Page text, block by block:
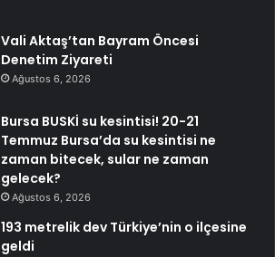
Vali Aktaş’tan Bayram Öncesi
Denetim Ziyareti
Ağustos 6, 2026
Bursa BUSKİ su kesintisi! 20-21
Temmuz Bursa’da su kesintisi ne
zaman bitecek, sular ne zaman
gelecek?
Ağustos 6, 2026
193 metrelik dev Türkiye’nin o ilçesine
geldi